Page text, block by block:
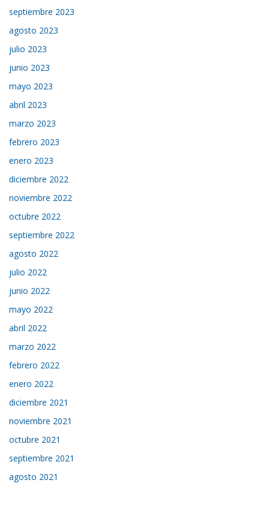
septiembre 2023
agosto 2023
julio 2023
junio 2023
mayo 2023
abril 2023
marzo 2023
febrero 2023
enero 2023
diciembre 2022
noviembre 2022
octubre 2022
septiembre 2022
agosto 2022
julio 2022
junio 2022
mayo 2022
abril 2022
marzo 2022
febrero 2022
enero 2022
diciembre 2021
noviembre 2021
octubre 2021
septiembre 2021
agosto 2021